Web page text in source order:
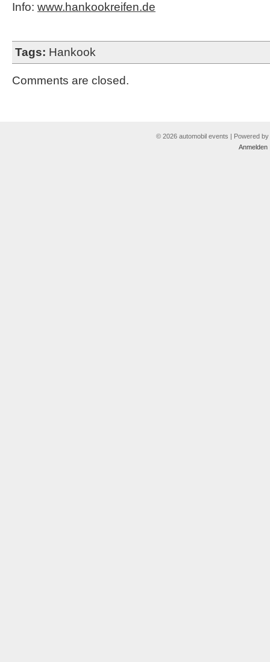
Info: www.hankookreifen.de
Tags: Hankook
Comments are closed.
© 2026 automobil events | Powered by
Anmelden|